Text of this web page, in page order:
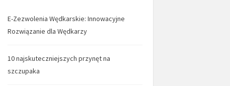
E-Zezwolenia Wędkarskie: Innowacyjne
Rozwiązanie dla Wędkarzy
10 najskuteczniejszych przynęt na
szczupaka